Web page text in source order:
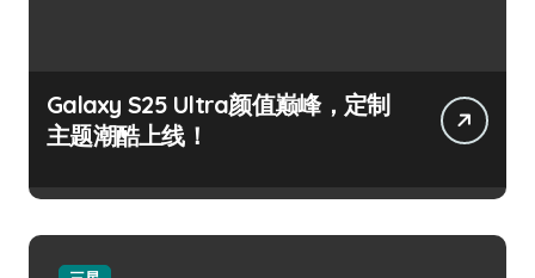
Galaxy S25 Ultra颜值巅峰，定制
主题潮酷上线！